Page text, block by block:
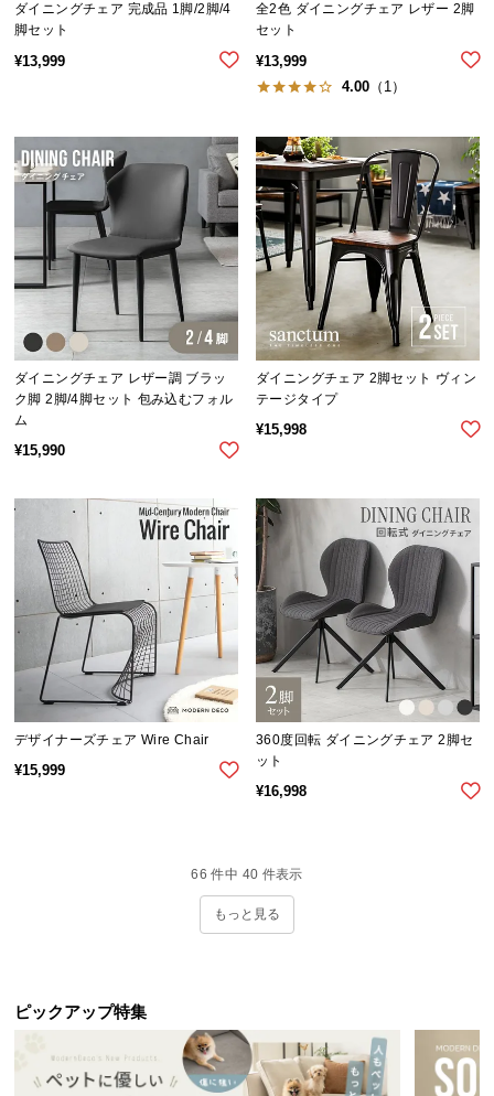
ダイニングチェア 完成品 1脚/2脚/4
脚セット
¥13,999
全2色 ダイニングチェア レザー 2脚
セット
¥13,999
4.00 （1）
ダイニングチェア レザー調 ブラッ
ク脚 2脚/4脚セット 包み込むフォル
ム
¥15,990
ダイニングチェア 2脚セット ヴィン
テージタイプ
¥15,998
デザイナーズチェア Wire Chair
¥15,999
360度回転 ダイニングチェア 2脚セ
ット
¥16,998
66 件中 40 件表示
もっと見る
ピックアップ特集